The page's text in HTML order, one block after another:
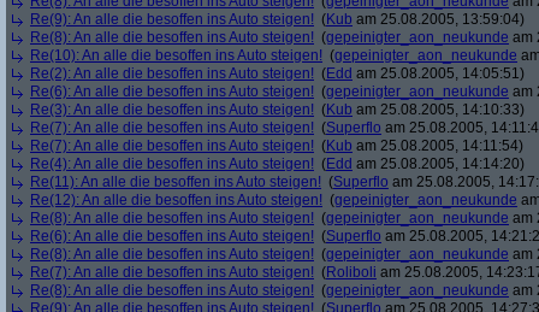
Re(9): An alle die besoffen ins Auto steigen! (Kub am 25.08.2005, 13:59:04)
Re(8): An alle die besoffen ins Auto steigen! (gepeinigter_aon_neukunde am
Re(10): An alle die besoffen ins Auto steigen! (gepeinigter_aon_neukunde
Re(2): An alle die besoffen ins Auto steigen! (Edd am 25.08.2005, 14:05:51)
Re(6): An alle die besoffen ins Auto steigen! (gepeinigter_aon_neukunde am
Re(3): An alle die besoffen ins Auto steigen! (Kub am 25.08.2005, 14:10:33)
Re(7): An alle die besoffen ins Auto steigen! (Superflo am 25.08.2005,
Re(7): An alle die besoffen ins Auto steigen! (Kub am 25.08.2005, 14:11:54)
Re(4): An alle die besoffen ins Auto steigen! (Edd am 25.08.2005, 14:14:20)
Re(11): An alle die besoffen ins Auto steigen! (Superflo am 25.08.2005,
Re(12): An alle die besoffen ins Auto steigen! (gepeinigter_aon_neukunde
Re(8): An alle die besoffen ins Auto steigen! (gepeinigter_aon_neukunde am
Re(6): An alle die besoffen ins Auto steigen! (Superflo am 25.08.2005,
Re(8): An alle die besoffen ins Auto steigen! (gepeinigter_aon_neukunde am
Re(7): An alle die besoffen ins Auto steigen! (Roliboli am 25.08.2005,
Re(8): An alle die besoffen ins Auto steigen! (gepeinigter_aon_neukunde am
Re(9): An alle die besoffen ins Auto steigen! (Superflo am 25.08.2005,